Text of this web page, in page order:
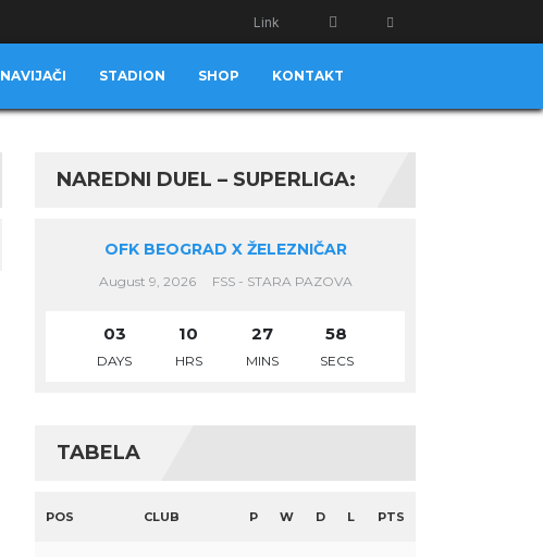
Link
NAVIJAČI STADION SHOP KONTAKT
NAREDNI DUEL – SUPERLIGA:
OFK BEOGRAD X ŽELEZNIČAR
August 9, 2026 FSS - STARA PAZOVA
03
DAYS
10
HRS
27
MINS
58
SECS
TABELA
POS CLUB P W D L PTS